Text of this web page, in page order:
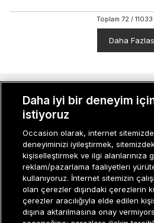
Toplam 72 / 11033
Daha
MÜŞTERI İLIŞKILERI
KURUMSAL
KADIN KATEGORILER
GRUP MARKALAR
ERKEK KATEGORILER
Daha iyi bir deneyim
istiyoruz
Occasion olarak, internet
deneyiminizi iyileştirmek,
kişiselleştirmek ve ilgi alanlarınıza
reklam/pazarlama faaliyetleri
kullanıyoruz. İnternet sitemizin
olan çerezler dışındaki çerezlerin
çerezler aracılığıyla elde edilen
dışına aktarılmasına onay